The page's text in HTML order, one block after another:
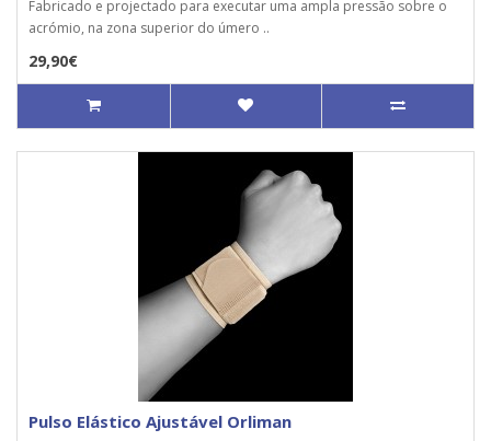
Fabricado e projectado para executar uma ampla pressão sobre o
acrómio, na zona superior do úmero ..
29,90€
Pulso Elástico Ajustável Orliman